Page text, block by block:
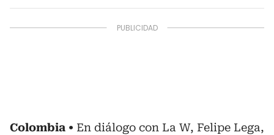
Colombia
En diálogo con La W, Felipe Lega,